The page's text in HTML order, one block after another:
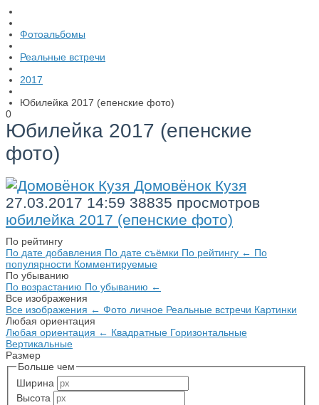
Фотоальбомы
Реальные встречи
2017
Юбилейка 2017 (епенские фото)
0
Юбилейка 2017 (епенские
фото)
Домовёнок Кузя
27.03.2017 14:59 38835 просмотров
юбилейка 2017 (епенские фото)
По рейтингу
По дате добавления По дате съёмки По рейтингу ← По
популярности Комментируемые
По убыванию
По возрастанию По убыванию ←
Все изображения
Все изображения ← Фото личное Реальные встречи Картинки
Любая ориентация
Любая ориентация ← Квадратные Горизонтальные
Вертикальные
Размер
Больше чем
Ширина
Высота